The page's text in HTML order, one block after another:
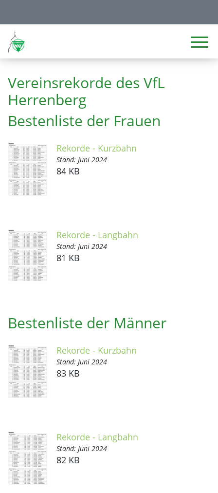
Vereinsrekorde des VfL
Herrenberg
Bestenliste der Frauen
Rekorde - Kurzbahn
Stand: Juni 2024
84 KB
Rekorde - Langbahn
Stand: Juni 2024
81 KB
Bestenliste der Männer
Rekorde - Kurzbahn
Stand: Juni 2024
83 KB
Rekorde - Langbahn
Stand: Juni 2024
82 KB